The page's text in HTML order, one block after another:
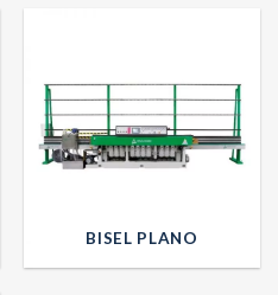
BISEL PLANO